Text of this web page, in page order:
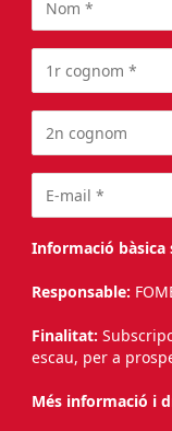
Informació bàsica
Responsable:
Finalitat:
escau, per a
Més informació i